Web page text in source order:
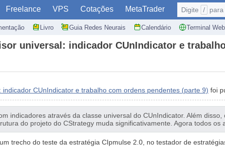
Freelance VPS Cotações MetaTrader
Livro Guia Redes Neurais Calendário Terminal Web
Digite / para
universal: indicador CUnIndicator e
indicador CUnIndicator e trabalho com ordens pendentes (parte 9) foi
indicadores através da classe universal do CUnIndicator. Além
do projeto do CStrategy muda significativamente. Agora todos
trecho do teste da estratégia CIpmulse 2.0, no testador de